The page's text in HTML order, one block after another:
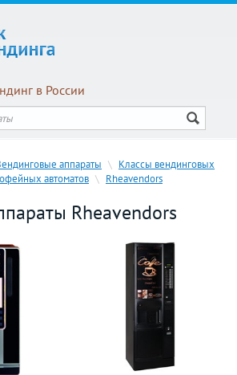
в России
аппараты \ Классы вендинговых
автоматов \ Rheavendors
Rheavendors